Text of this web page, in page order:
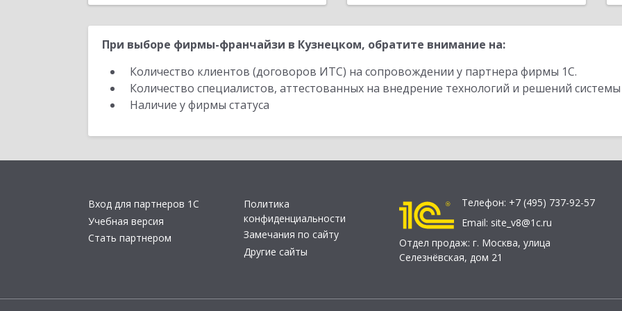
При выборе фирмы-франчайзи в Кузнецком, обратите внимание на:
Количество клиентов (договоров ИТС) на сопровождении у партнера фирмы 1С.
Количество специалистов, аттестованных на внедрение технологий и решений
Наличие у фирмы статуса
Вход для партнеров 1С
Учебная версия
Стать партнером
Политика
конфиденциальности
Замечания по сайту
Другие сайты
Телефон: +7 (495) 737-92-57
Email: site_v8@1c.ru
Отдел продаж: г. Москва, улица
Селезнёвская, дом 21